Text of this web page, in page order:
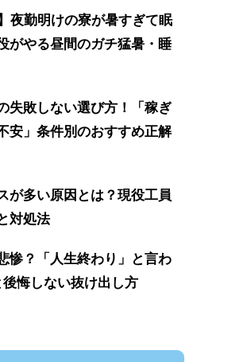
夜勤明けの寮が暑すぎて眠
がやる昼間のガチ猛暑・睡
失敗しない選び方！「稼ぎ
安」条件別のおすすめ正解
が多い原因とは？現役工員
対処法
惨？「人生終わり」と言わ
悔しない抜け出し方